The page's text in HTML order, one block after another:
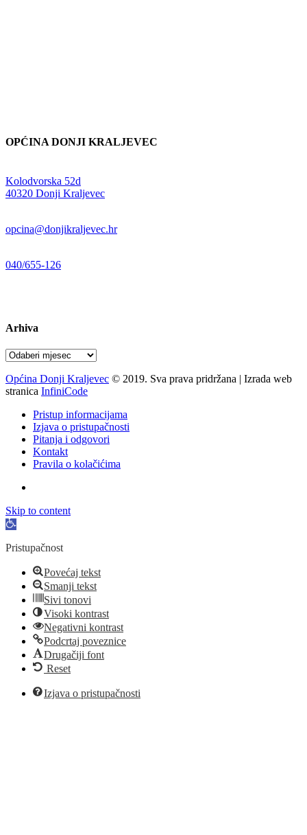
OPĆINA DONJI KRALJEVEC
Kolodvorska 52d
40320 Donji Kraljevec
opcina@donjikraljevec.hr
040/655-126
Arhiva
Arhiva
Općina Donji Kraljevec © 2019. Sva prava pridržana | Izrada web
stranica InfiniCode
Pristup informacijama
Izjava o pristupačnosti
Pitanja i odgovori
Kontakt
Pravila o kolačićima
Skip to content
Open
Pristupačnost
Povećaj tekst
Smanji tekst
Sivi tonovi
Visoki kontrast
Negativni kontrast
Podcrtaj poveznice
Drugačiji font
Reset
Izjava o pristupačnosti